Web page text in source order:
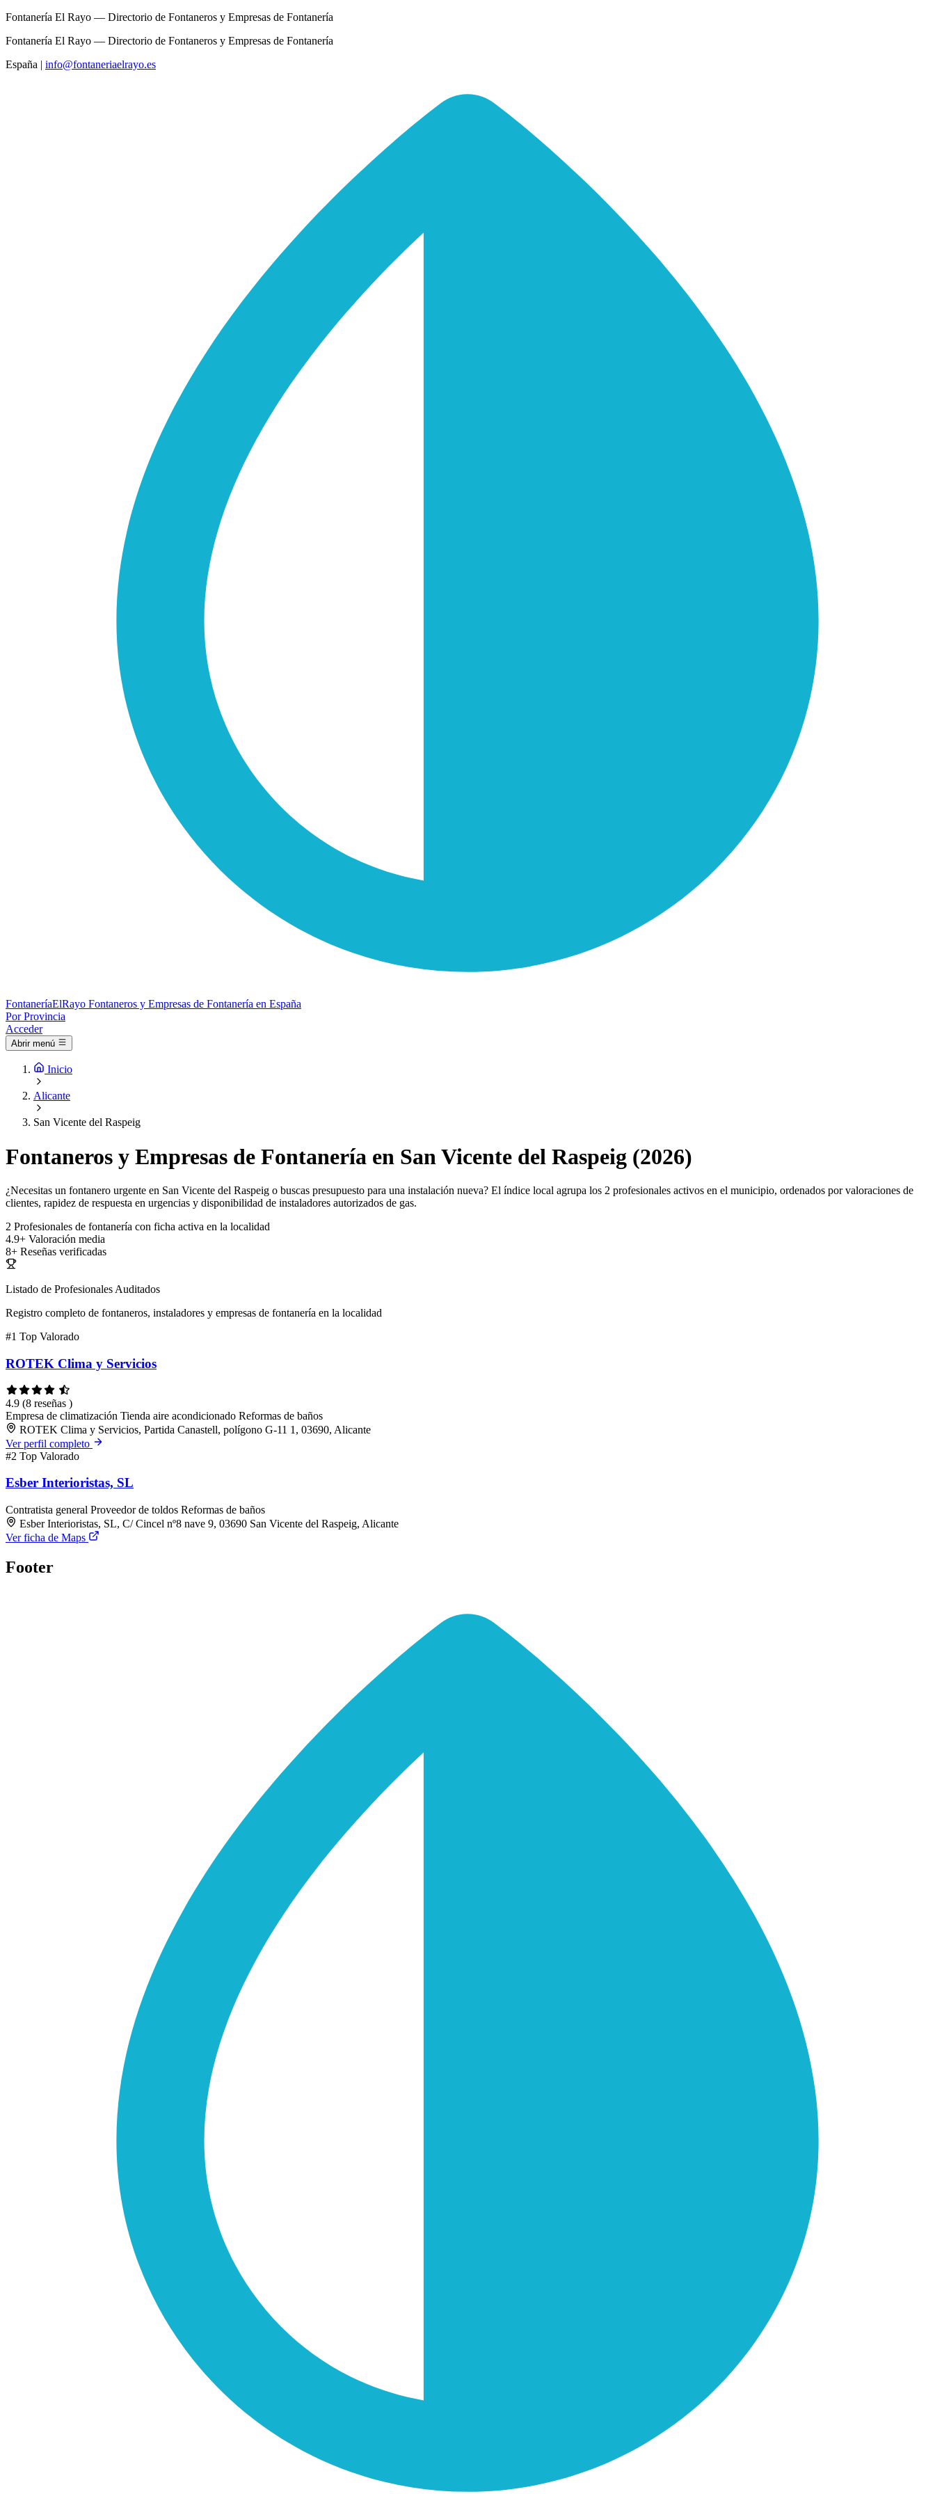
Fontanería El Rayo — Directorio de Fontaneros y Empresas de Fontanería
Fontanería El Rayo — Directorio de Fontaneros y Empresas de Fontanería
España | info@fontaneriaelrayo.es
FontaneríaElRayo Fontaneros y Empresas de Fontanería en España
Por Provincia
Acceder
Abrir menú
Inicio
Alicante
San Vicente del Raspeig
Fontaneros y Empresas de Fontanería en San Vicente del Raspeig (2026)
¿Necesitas un fontanero urgente en San Vicente del Raspeig o buscas presupuesto para una instalación nueva? El índice local agrupa los 2 profesionales activos en el municipio, ordenados por valoraciones de
clientes, rapidez de respuesta en urgencias y disponibilidad de instaladores autorizados de gas.
2 Profesionales de fontanería con ficha activa en la localidad
4.9+ Valoración media
8+ Reseñas verificadas
Listado de Profesionales Auditados
Registro completo de fontaneros, instaladores y empresas de fontanería en la localidad
#1 Top Valorado
ROTEK Clima y Servicios
4.9 (8 reseñas )
Empresa de climatización Tienda aire acondicionado Reformas de baños
ROTEK Clima y Servicios, Partida Canastell, polígono G-11 1, 03690, Alicante
Ver perfil completo
#2 Top Valorado
Esber Interioristas, SL
Contratista general Proveedor de toldos Reformas de baños
Esber Interioristas, SL, C/ Cincel nº8 nave 9, 03690 San Vicente del Raspeig, Alicante
Ver ficha de Maps
Footer